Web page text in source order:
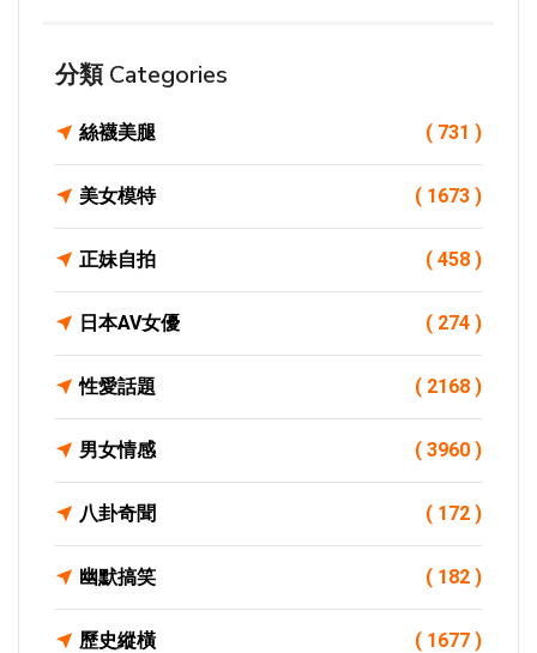
分類 Categories
絲襪美腿 ( 731 )
美女模特 ( 1673 )
正妹自拍 ( 458 )
日本AV女優 ( 274 )
性愛話題 ( 2168 )
男女情感 ( 3960 )
八卦奇聞 ( 172 )
幽默搞笑 ( 182 )
歷史縱橫 ( 1677 )